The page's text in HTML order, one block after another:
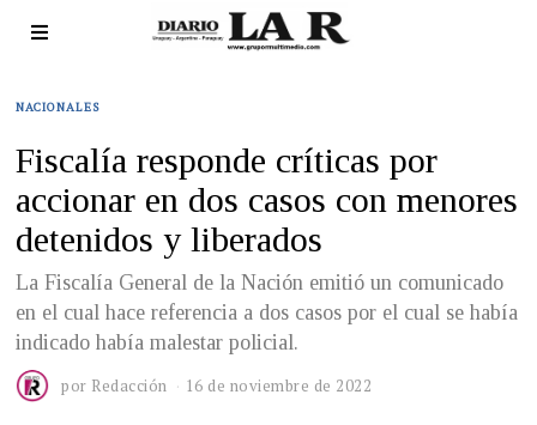
NACIONALES
Fiscalía responde críticas por
accionar en dos casos con menores
detenidos y liberados
La Fiscalía General de la Nación emitió un comunicado
en el cual hace referencia a dos casos por el cual se había
indicado había malestar policial.
por Redacción 16 de noviembre de 2022